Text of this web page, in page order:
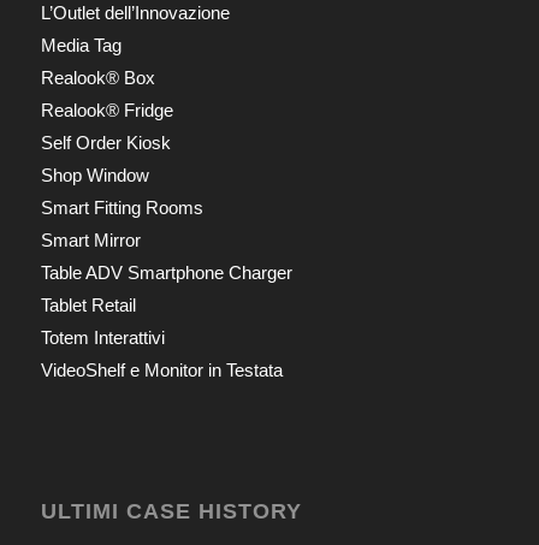
L’Outlet dell’Innovazione
Media Tag
Realook® Box
Realook® Fridge
Self Order Kiosk
Shop Window
Smart Fitting Rooms
Smart Mirror
Table ADV Smartphone Charger
Tablet Retail
Totem Interattivi
VideoShelf e Monitor in Testata
ULTIMI CASE HISTORY